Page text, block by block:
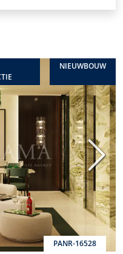
NIEUWBOUW
PANR-16528